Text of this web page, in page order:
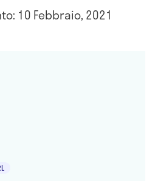
10 Febbraio, 2021